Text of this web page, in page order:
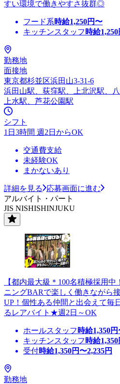
すい環境で働きやすさ抜群◎
フード系時給1,250円〜
キッチンスタッフ 時給1,250
勤務地
面接地
東京都杉並区浜田山3-31-6
浜田山駅、荻窪駅、上北沢駅、
上水駅、芦花公園駅
シフト
1日3時間 週2日からOK
交通費支給
未経験OK
まかないあり
詳細を見る
応募画面に進む
アルバイト・パート
JIS NISHISHINJUKU
【都内最大級＊100名積極採用
ニングBARで楽しく働きながら
UP！個性ある仲間と出会えて毎
るレアバイト★週2日～OK
ホールスタッフ 時給1,350
キッチンスタッフ 時給1,350
受付時給1,350円〜2,235円
勤務地